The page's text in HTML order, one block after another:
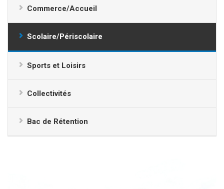
Commerce/Accueil
Scolaire/Périscolaire
Sports et Loisirs
Collectivités
Bac de Rétention